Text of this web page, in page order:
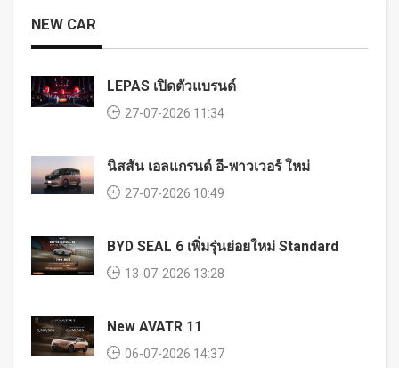
NEW CAR
LEPAS เปิดตัวแบรนด์
27-07-2026 11:34
นิสสัน เอลแกรนด์ อี-พาวเวอร์ ใหม่
27-07-2026 10:49
BYD SEAL 6 เพิ่มรุ่นย่อยใหม่ Standard
13-07-2026 13:28
New AVATR 11
06-07-2026 14:37